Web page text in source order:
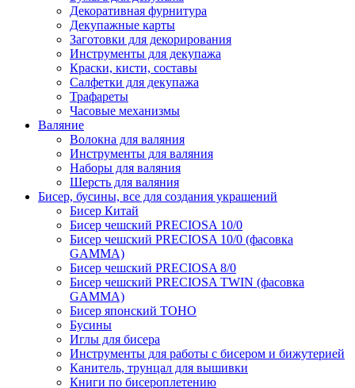
Декоративная фурнитура
Декупажные карты
Заготовки для декорирования
Инструменты для декупажа
Краски, кисти, составы
Салфетки для декупажа
Трафареты
Часовые механизмы
Валяние
Волокна для валяния
Инструменты для валяния
Наборы для валяния
Шерсть для валяния
Бисер, бусины, все для создания украшений
Бисер Китай
Бисер чешский PRECIOSA 10/0
Бисер чешский PRECIOSA 10/0 (фасовка
GAMMA)
Бисер чешский PRECIOSA 8/0
Бисер чешский PRECIOSA TWIN (фасовка
GAMMA)
Бисер японский TOHO
Бусины
Иглы для бисера
Инструменты для работы с бисером и бижутерией
Канитель, трунцал для вышивки
Книги по бисероплетению